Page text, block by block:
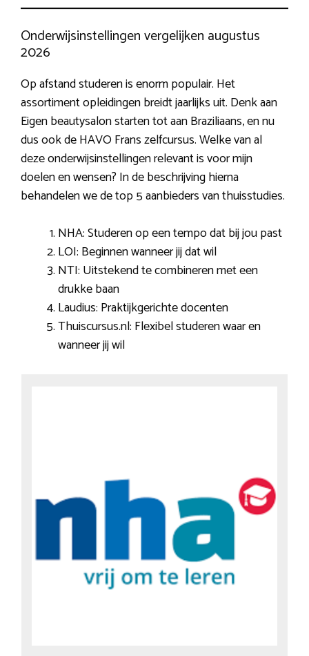
Onderwijsinstellingen vergelijken augustus
2026
Op afstand studeren is enorm populair. Het
assortiment opleidingen breidt jaarlijks uit. Denk aan
Eigen beautysalon starten tot aan Braziliaans, en nu
dus ook de HAVO Frans zelfcursus. Welke van al
deze onderwijsinstellingen relevant is voor mijn
doelen en wensen? In de beschrijving hierna
behandelen we de top 5 aanbieders van thuisstudies.
NHA: Studeren op een tempo dat bij jou past
LOI: Beginnen wanneer jij dat wil
NTI: Uitstekend te combineren met een
drukke baan
Laudius: Praktijkgerichte docenten
Thuiscursus.nl: Flexibel studeren waar en
wanneer jij wil